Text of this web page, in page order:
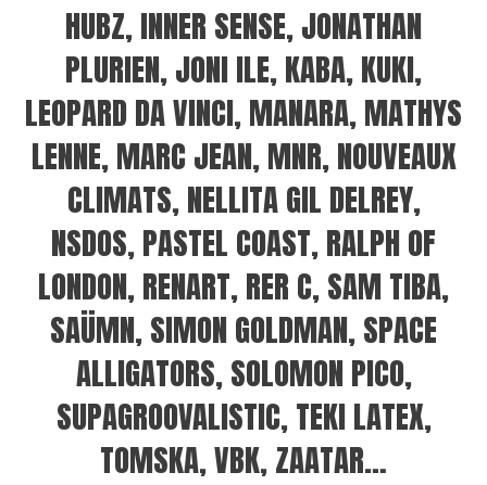
HUBZ, INNER SENSE, JONATHAN
PLURIEN, JONI ILE, KABA, KUKI,
LEOPARD DA VINCI, MANARA, MATHYS
LENNE, MARC JEAN, MNR, NOUVEAUX
CLIMATS, NELLITA GIL DELREY,
NSDOS, PASTEL COAST, RALPH OF
LONDON, RENART, RER C, SAM TIBA,
SAÜMN, SIMON GOLDMAN, SPACE
ALLIGATORS, SOLOMON PICO,
SUPAGROOVALISTIC, TEKI LATEX,
TOMSKA, VBK, ZAATAR…